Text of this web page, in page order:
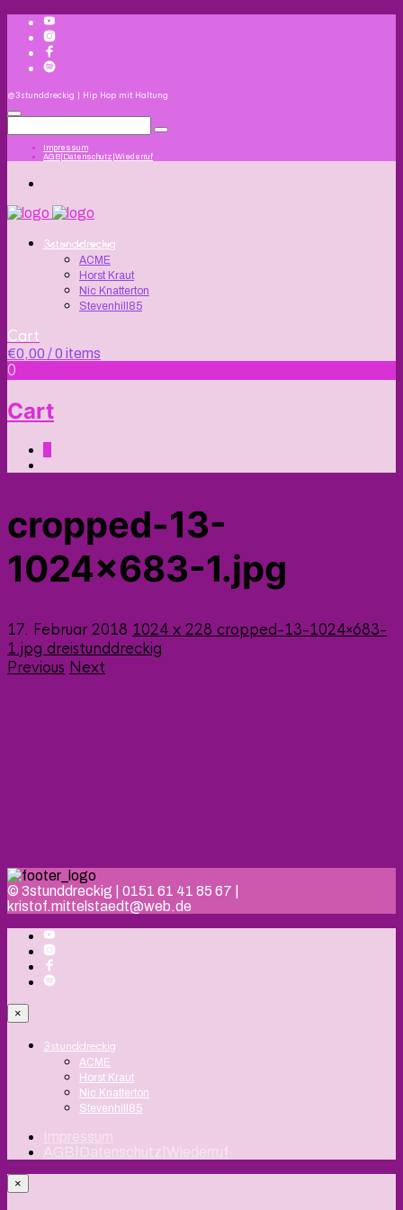
@3stunddreckig | Hip Hop mit Haltung
Impressum
AGB|Datenschutz|Wiederruf
3stunddreckig
ACME
Horst Kraut
Nic Knatterton
Stevenhill85
Cart
€0,00 / 0 items
0
Cart
cropped-13-
1024×683-1.jpg
17. Februar 2018 1024 x 228 cropped-13-1024×683-
1.jpg dreistunddreckig
Previous Next
© 3stunddreckig | 0151 61 41 85 67 |
kristof.mittelstaedt@web.de
×
3stunddreckig
ACME
Horst Kraut
Nic Knatterton
Stevenhill85
Impressum
AGB|Datenschutz|Wiederruf
×